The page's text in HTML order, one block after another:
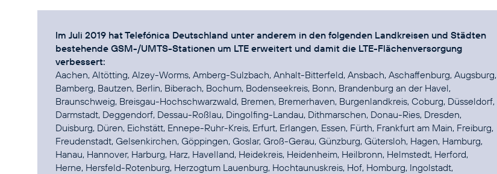
Im Juli 2019 hat Telefónica Deutschland unter anderem in den folgenden Landkreisen und Städten
bestehende GSM-/UMTS-Stationen um LTE erweitert und damit die LTE-Flächenversorgung
verbessert:
Aachen, Altötting, Alzey-Worms, Amberg-Sulzbach, Anhalt-Bitterfeld, Ansbach, Aschaffenburg, Augsburg,
Bamberg, Bautzen, Berlin, Biberach, Bochum, Bodenseekreis, Bonn, Brandenburg an der Havel,
Braunschweig, Breisgau-Hochschwarzwald, Bremen, Bremerhaven, Burgenlandkreis, Coburg, Düsseldorf,
Darmstadt, Deggendorf, Dessau-Roßlau, Dingolfing-Landau, Dithmarschen, Donau-Ries, Dresden,
Duisburg, Düren, Eichstätt, Ennepe-Ruhr-Kreis, Erfurt, Erlangen, Essen, Fürth, Frankfurt am Main, Freiburg,
Freudenstadt, Gelsenkirchen, Göppingen, Goslar, Groß-Gerau, Günzburg, Gütersloh, Hagen, Hamburg,
Hanau, Hannover, Harburg, Harz, Havelland, Heidekreis, Heidenheim, Heilbronn, Helmstedt, Herford,
Herne, Hersfeld-Rotenburg, Herzogtum Lauenburg, Hochtaunuskreis, Hof, Homburg, Ingolstadt,